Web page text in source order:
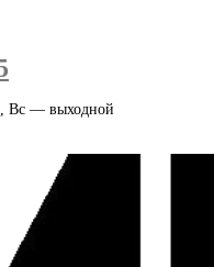
Вс — выходной